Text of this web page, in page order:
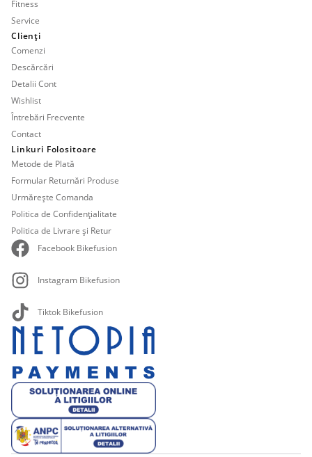
Fitness
Service
Clienți
Comenzi
Descărcări
Detalii Cont
Wishlist
Întrebări Frecvente
Contact
Linkuri Folositoare
Metode de Plată
Formular Returnări Produse
Urmărește Comanda
Politica de Confidențialitate
Politica de Livrare și Retur
Facebook Bikefusion
Instagram Bikefusion
Tiktok Bikefusion